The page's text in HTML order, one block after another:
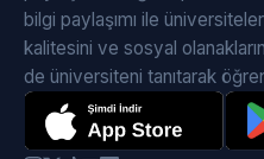
bilgi paylaşımı ile
kalitesini ve sosyal
de üniversiteni tanıtarak